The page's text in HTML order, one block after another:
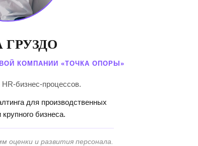
ГРУЗДО
КОМПАНИИ «ТОЧКА ОПОРЫ»
бизнес-процессов.
для производственных
бизнеса.
оценки и развития персонала.